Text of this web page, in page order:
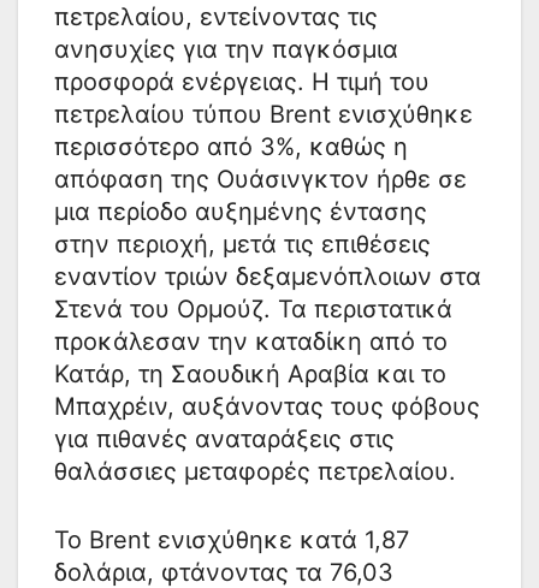
πετρελαίου, εντείνοντας τις
ανησυχίες για την παγκόσμια
προσφορά ενέργειας. Η τιμή του
πετρελαίου τύπου Brent ενισχύθηκε
περισσότερο από 3%, καθώς η
απόφαση της Ουάσινγκτον ήρθε σε
μια περίοδο αυξημένης έντασης
στην περιοχή, μετά τις επιθέσεις
εναντίον τριών δεξαμενόπλοιων στα
Στενά του Ορμούζ. Τα περιστατικά
προκάλεσαν την καταδίκη από το
Κατάρ, τη Σαουδική Αραβία και το
Μπαχρέιν, αυξάνοντας τους φόβους
για πιθανές αναταράξεις στις
θαλάσσιες μεταφορές πετρελαίου.
Το Brent ενισχύθηκε κατά 1,87
δολάρια, φτάνοντας τα 76,03